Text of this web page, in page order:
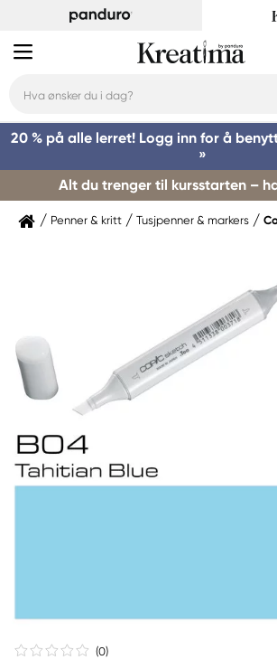
20 % på alle lerret! Logg inn for å
»
Alt du trenger til kursstarten –
Penner & kritt Tusjpenner & markers
(0)